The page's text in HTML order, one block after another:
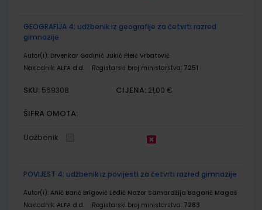
GEOGRAFIJA 4; udžbenik iz geografije za četvrti razred
gimnazije
Autor(i): Drvenkar Godinić Jukić Pleić Vrbatović
Nakladnik: ALFA d.d. Registarski broj ministarstva: 7251
SKU: 569308 CIJENA: 21,00 €
ŠIFRA OMOTA:
Udžbenik
POVIJEST 4; udžbenik iz povijesti za četvrti razred gimnazije
Autor(i): Anić Barić Brigović Ledić Nazor Samardžija Bagarić Magaš
Nakladnik: ALFA d.d. Registarski broj ministarstva: 7283